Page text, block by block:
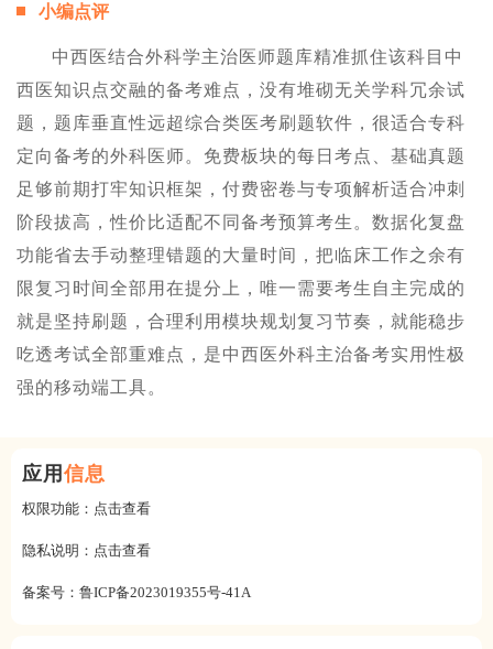
小编点评
中西医结合外科学主治医师题库精准抓住该科目中
西医知识点交融的备考难点，没有堆砌无关学科冗余试
题，题库垂直性远超综合类医考刷题软件，很适合专科
定向备考的外科医师。免费板块的每日考点、基础真题
足够前期打牢知识框架，付费密卷与专项解析适合冲刺
阶段拔高，性价比适配不同备考预算考生。数据化复盘
功能省去手动整理错题的大量时间，把临床工作之余有
限复习时间全部用在提分上，唯一需要考生自主完成的
就是坚持刷题，合理利用模块规划复习节奏，就能稳步
吃透考试全部重难点，是中西医外科主治备考实用性极
强的移动端工具。
应用 信息
权限功能： 点击查看
隐私说明： 点击查看
备案号： 鲁ICP备2023019355号-41A